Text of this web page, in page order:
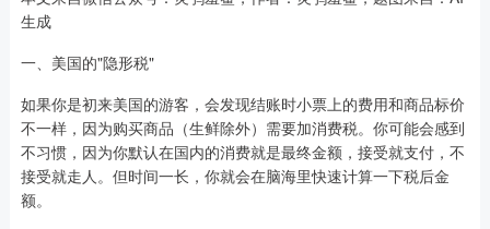
生成
一、美国的"隐形税"
如果你是初来美国的游客，会发现结账时小票上的费用和商品标价
不一样，因为购买商品（生鲜除外）需要加消费税。你可能会感到
不习惯，因为你默认在国内的消费就是最终金额，接受就支付，不
接受就走人。但时间一长，你就会在脑海里快速计算一下税后金
额。